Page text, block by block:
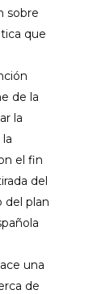
sobre
que
de la
la
el fin
del
del plan
una
de